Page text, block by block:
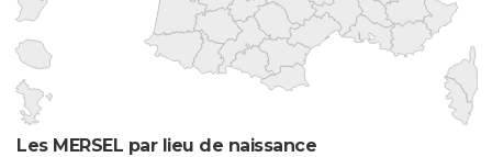
Les MERSEL par lieu de naissance